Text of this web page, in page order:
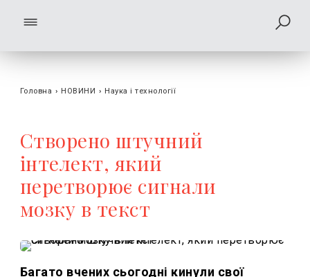
Головна › НОВИНИ › Наука і технології
Створено штучний
інтелект, який
перетворює сигнали
мозку в текст
Багато вчених сьогодні кинули свої